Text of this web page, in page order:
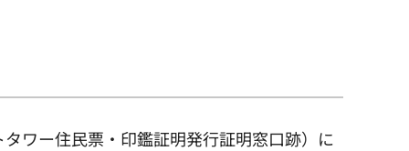
ワー住民票・印鑑証明発行証明窓口跡）に